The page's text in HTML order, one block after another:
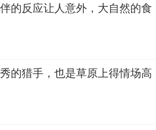
的反应让人意外，大自然的食
的猎手，也是草原上得情场高